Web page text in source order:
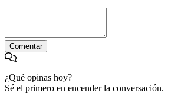
Comentar
¿Qué opinas hoy?
Sé el primero en encender la conversación.